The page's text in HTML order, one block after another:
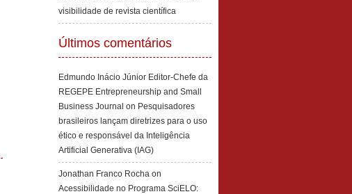
visibilidade de revista científica
Últimos comentários
Edmundo Inácio Júnior Editor-Chefe da
REGEPE Entrepreneurship and Small
Business Journal on Pesquisadores
brasileiros lançam diretrizes para o uso
ético e responsável da Inteligência
Artificial Generativa (IAG)
Jonathan Franco Rocha on
Acessibilidade no Programa SciELO: